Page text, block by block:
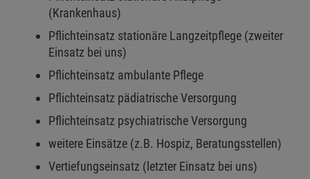
(Krankenhaus)
Pflichteinsatz stationäre Langzeitpflege (zweiter
Einsatz bei uns)
Pflichteinsatz ambulante Pflege
Pflichteinsatz pädiatrische Versorgung
Pflichteinsatz psychiatrische Versorgung
weitere Einsätze (z.B. Hospiz, Beratungsstellen)
Vertiefungseinsatz (letzter Einsatz bei uns)